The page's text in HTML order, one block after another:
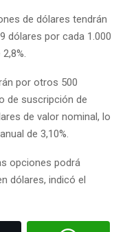
de dólares tendrán
dólares por cada 1.000
por otros 500
de suscripción de
de valor nominal, lo
de 3,10%.
opciones podrá
dólares, indicó el